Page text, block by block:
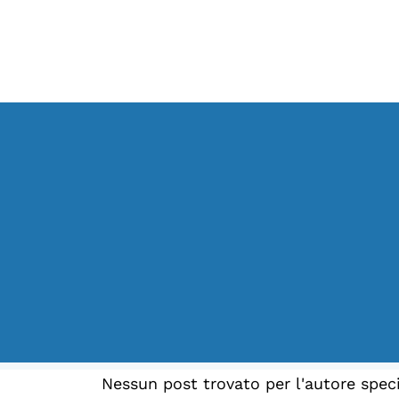
Nessun post trovato per l'autore